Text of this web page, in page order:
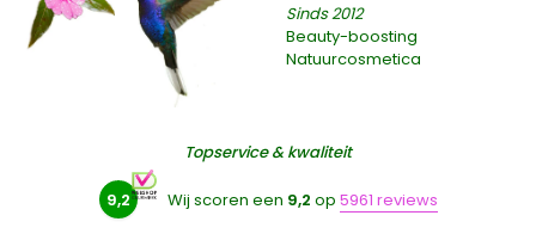
Sinds 2012
Beauty-boosting
Natuurcosmetica
Topservice & kwaliteit
9,2 Wij scoren een 9,2 op 5961 reviews